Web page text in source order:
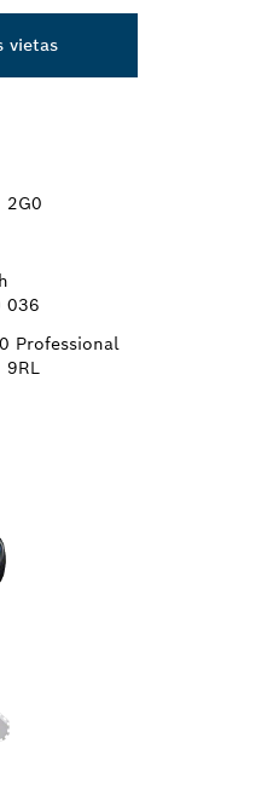
vietas
2G0
036
Professional
9RL